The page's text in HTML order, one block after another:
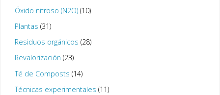
Óxido nitroso (N2O)(10)
Plantas (31)
Residuos orgánicos (28)
Revalorización (23)
Té de Composts (14)
Técnicas experimentales (11)